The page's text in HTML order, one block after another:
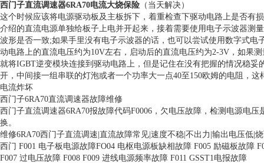
西门子直流调速器6RA70电流大烧保险 （当天解决）
这个时候应该将电源驱动板及主板拆下，着重检查下驱动电路上是否有
介绍的直流电源单独给板子上电并开起来，接着需要使用电子示波器测
波形是否一致;如果手里没有电子示波器的话，也可以尝试使用数字式
动电路上的直流电压约为10V左右，启动后的直流电压约为2-3V，如果
就将IGBT逆变模块连接到驱动电路上，但是记住在没有把握的情况稳
开，中间接一组串联的灯泡或者一个功率大一点40至150欧姆的电阻，
电流炸坏
西门子6RA70直流调速器故障维修
西门子直流调速器6RA70报故障代码F0006，欠电压故障，检测电源电
换。
维修6RA70西门子直流调速|直流故障常见|速度不稳|不出力|输出电压低|
西门 F001 电子板电源故障FO04 电枢电源板缺相故障 F005 励磁板故障
F007 过电压故障 F008 F009 进线电源频率故障 F011 GSST1电报故障